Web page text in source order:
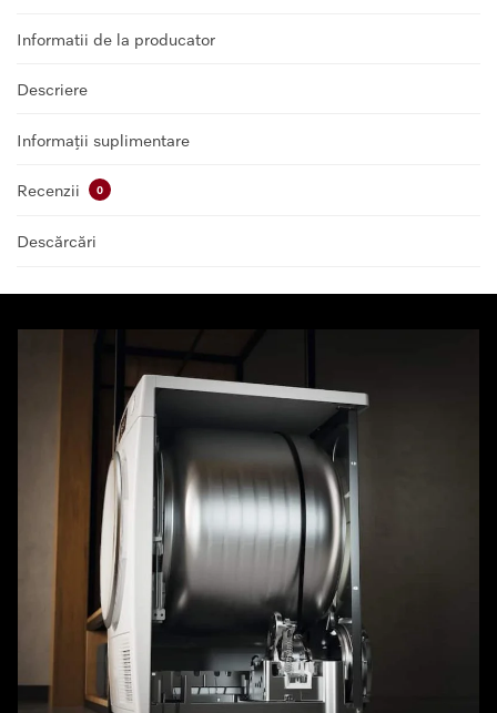
Informatii de la producator
Descriere
Informații suplimentare
Recenzii 0
Descărcări